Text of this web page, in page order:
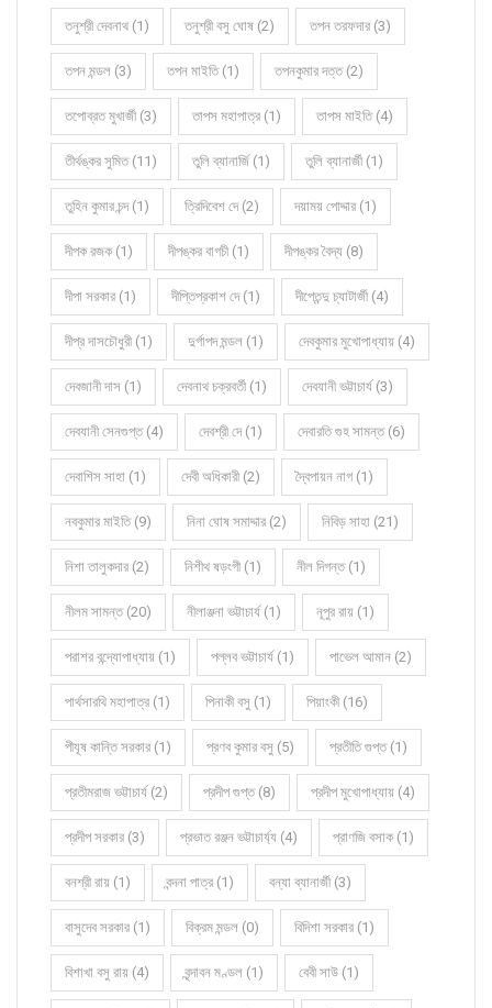
তনুশ্রী দেবনাথ (1) তনুশ্রী বসু ঘোষ (2) তপন তরফদার (3)
তপন মন্ডল (3) তপন মাইতি (1) তপনকুমার দত্ত (2)
তপোব্রত মুখার্জী (3) তাপস মহাপাত্র (1) তাপস মাইতি (4)
তীর্থঙ্কর সুমিত (11) তুলি ব্যানার্জি (1) তুলি ব্যানার্জী (1)
তুহিন কুমার চন্দ (1) ত্রিদিবেশ দে (2) দয়াময় পোদ্দার (1)
দীপক রজক (1) দীপঙ্কর বাগচী (1) দীপঙ্কর বৈদ্য (8)
দীপা সরকার (1) দীপ্তিপ্রকাশ দে (1) দীপ্তেন্দু চ্যাটার্জী (4)
দীপ্র দাসচৌধুরী (1) দুর্গাপদ মন্ডল (1) দেবকুমার মুখোপাধ্যায় (4)
দেবজানী দাস (1) দেবনাথ চক্রবর্তী (1) দেবযানী ভট্টাচার্য (3)
দেবযানী সেনগুপ্ত (4) দেবশ্রী দে (1) দেবারতি গুহ সামন্ত (6)
দেবাশিস সাহা (1) দেবী অধিকারী (2) দ্বৈপায়ন নাগ (1)
নবকুমার মাইতি (9) নিনা ঘোষ সমাদ্দার (2) নিবিড় সাহা (21)
নিশা তালুকদার (2) নিশীথ ষড়ংগী (1) নীল দিগন্ত (1)
নীলম সামন্ত (20) নীলাঞ্জনা ভট্টাচার্য (1) নূপুর রায় (1)
পরাশর বন্দ্যোপাধ্যায় (1) পল্লব ভট্টাচার্য (1) পাভেল আমান (2)
পার্থসারথি মহাপাত্র (1) পিনাকী বসু (1) পিয়াংকী (16)
পীযূষ কান্তি সরকার (1) প্রণব কুমার বসু (5) প্রতীতি গুপ্ত (1)
প্রতীমরাজ ভট্টাচার্য (2) প্রদীপ গুপ্ত (8) প্রদীপ মুখোপাধ্যায় (4)
প্রদীপ সরকার (3) প্রভাত রঞ্জন ভট্টাচার্য্য (4) প্রাণজি বসাক (1)
বনশ্রী রায় (1) বন্দনা পাত্র (1) বন্যা ব্যানার্জী (3)
বাসুদেব সরকার (1) বিক্রম মন্ডল (0) বিদিশা সরকার (1)
বিশাখা বসু রায় (4) বৃন্দাবন মণ্ডল (1) বেবী সাউ (1)